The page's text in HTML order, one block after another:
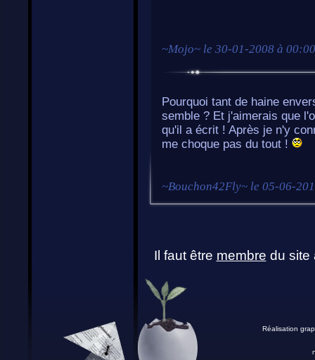
~Mojo~ le 30-01-2008 à 00:00
Pourquoi tant de haine
semble ? Et j'aimerais que
qu'il a écrit ! Après je n'y
me choque pas du tout !
~Bouchon42Fly~ le 05-06-
Il faut être membre du site
Réalisation